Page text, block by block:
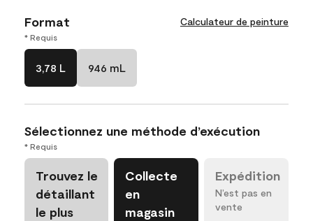
Format Calculateur de peinture
* Requis
3,78 L 946 mL
Sélectionnez une méthode d’exécution
* Requis
Trouvez le
détaillant
le plus
Collecte
en
magasin
Expédition
N’est pas en
vente